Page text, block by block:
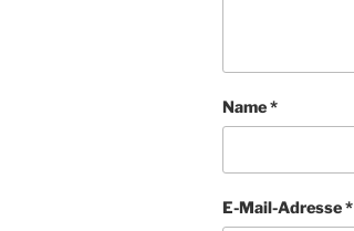
Name*
E-Mail-Adresse*